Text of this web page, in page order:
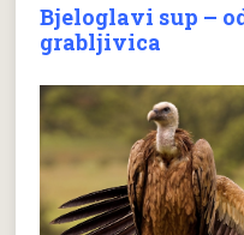
Bjeloglavi sup –
grabljivica